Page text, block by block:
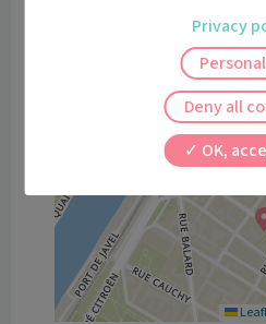
1 Avenue Émile Zola, Paris
Voir l’itinéraire avec Maps
OK,
Deny all
Privacy